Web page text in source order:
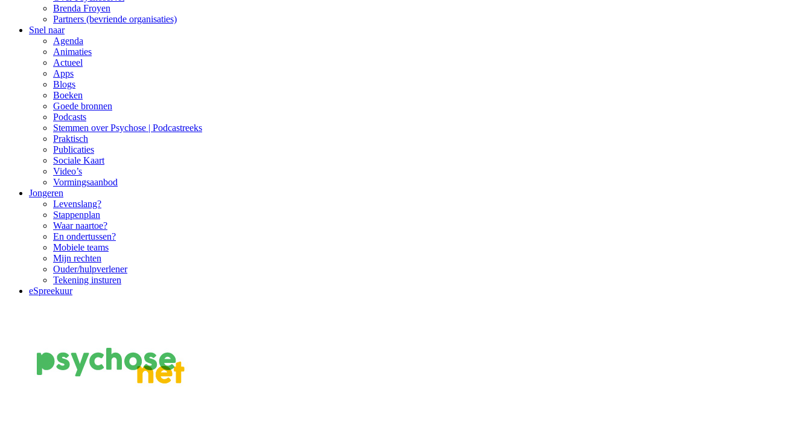
Brenda Froyen
Partners (bevriende organisaties)
Snel naar
Agenda
Animaties
Actueel
Apps
Blogs
Boeken
Goede bronnen
Podcasts
Stemmen over Psychose | Podcastreeks
Praktisch
Publicaties
Sociale Kaart
Video’s
Vormingsaanbod
Jongeren
Levenslang?
Stappenplan
Waar naartoe?
En ondertussen?
Mobiele teams
Mijn rechten
Ouder/hulpverlener
Tekening insturen
eSpreekuur